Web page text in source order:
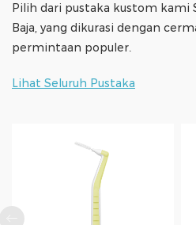
Pilih dari pustaka kustom kami
Baja, yang dikurasi dengan
permintaan populer.
Lihat Seluruh Pustaka